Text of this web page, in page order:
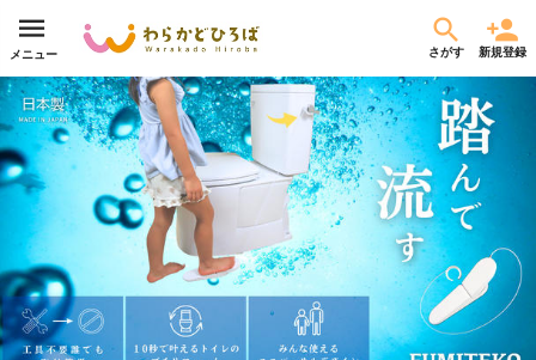
メニュー さがす 新規登録